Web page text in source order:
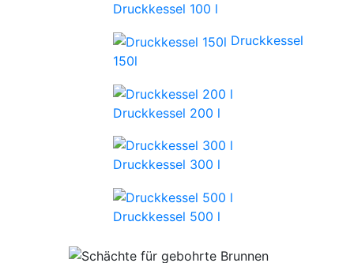
Druckkessel 100 l
Druckkessel
150l
Druckkessel 200 l
Druckkessel 300 l
Druckkessel 500 l